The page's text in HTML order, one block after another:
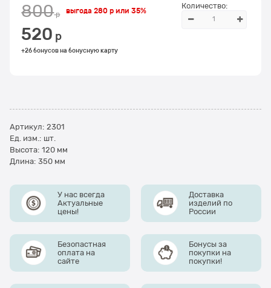
800 р
520 р
выгода 280 рили 35%
+26 бонусов на бонусную карту
Количество:
Артикул: 2301
Ед. изм.: шт.
Высота: 120 мм
Длина: 350 мм
У нас всегда
Актуальные
цены!
Доставка
изделий по
России
Безопастная
оплата на
сайте
Бонусы за
покупки на
покупки!